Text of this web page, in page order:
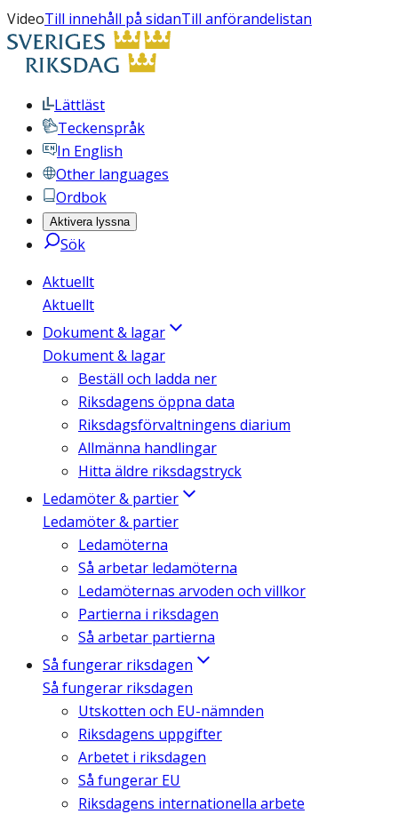
VideoTill innehåll på sidanTill anförandelistan
Lättläst
Teckenspråk
In English
Other languages
Ordbok
Aktivera lyssna
Sök
Aktuellt
Aktuellt
Dokument & lagar
Dokument & lagar
Beställ och ladda ner
Riksdagens öppna data
Riksdagsförvaltningens diarium
Allmänna handlingar
Hitta äldre riksdagstryck
Ledamöter & partier
Ledamöter & partier
Ledamöterna
Så arbetar ledamöterna
Ledamöternas arvoden och villkor
Partierna i riksdagen
Så arbetar partierna
Så fungerar riksdagen
Så fungerar riksdagen
Utskotten och EU-nämnden
Riksdagens uppgifter
Arbetet i riksdagen
Så fungerar EU
Riksdagens internationella arbete